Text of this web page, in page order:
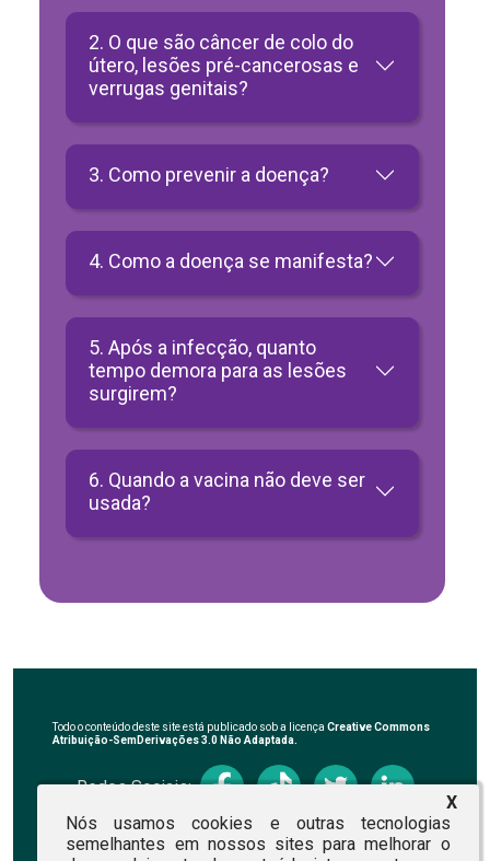
2. O que são câncer de colo do
útero, lesões pré-cancerosas e
verrugas genitais?
3. Como prevenir a doença?
4. Como a doença se manifesta?
5. Após a infecção, quanto
tempo demora para as lesões
surgirem?
6. Quando a vacina não deve ser
usada?
Todo o conteúdo deste site está publicado sob a licença Creative Commons
Atribuição-SemDerivações 3.0 Não Adaptada.
Redes Sociais:
Nós usamos cookies e outras tecnologias
semelhantes em nossos sites para melhorar o
X